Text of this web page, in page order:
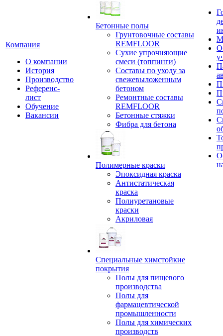
Компания
О компании
История
Производство
Референс-
лист
Обучение
Вакансии
Бетонные полы
Грунтовочные составы
REMFLOOR
Сухие упрочняющие
смеси (топпинги)
Составы по уходу за
свежевыложенным
бетоном
Ремонтные составы
REMFLOOR
Бетонные стяжки
Фибра для бетона
Полимерные краски
Эпоксидная краска
Антистатическая
краска
Полиуретановые
краски
Акриловая
Специальные химстойкие
покрытия
Полы для пищевого
производства
Полы для
фармацевтической
промышленности
Полы для химических
производств